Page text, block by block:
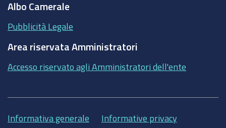
Albo Camerale
Pubblicità Legale
Area riservata Amministratori
Accesso riservato agli Amministratori dell'ente
Informativa generale
Informative privacy